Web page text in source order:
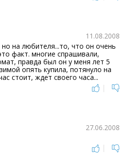
11.08.2008
но на любителя...то, что он очень
факт. многие спрашивали,
правда был он у меня лет 5
опять купила, потянуло на
стоит, ждет своего часа...
|
27.06.2008
|